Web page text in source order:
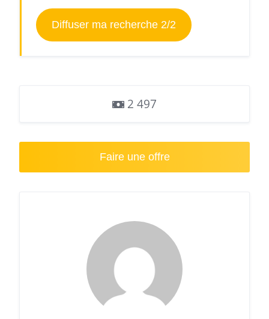
Diffuser ma recherche 2/2
2 497
Faire une offre